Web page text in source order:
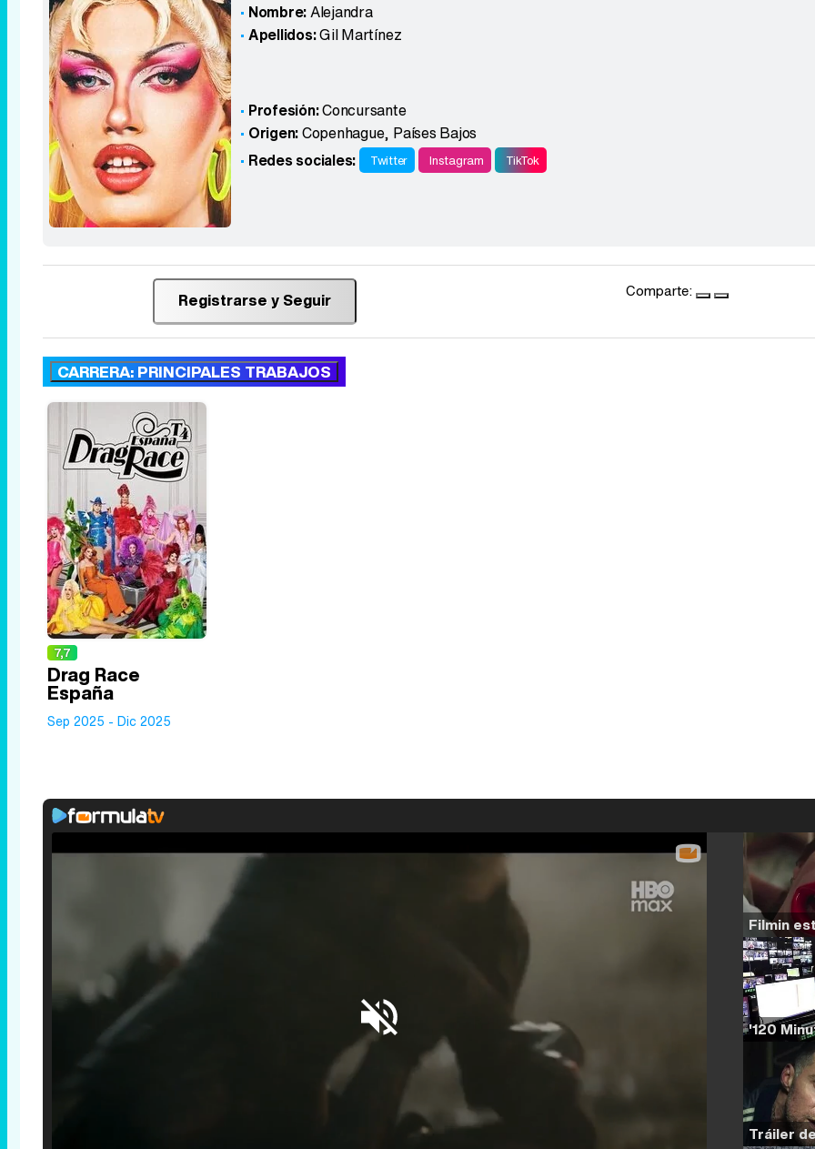
Nombre:Alejandra
Apellidos:Gil Martínez
Profesión:Concursante
Origen:Copenhague, Países Bajos
Redes sociales:
Twitter Instagram TikTok
Comparte:
Registrarse y Seguir
CARRERA: PRINCIPALES TRABAJOS
7,7
Drag Race
España
Sep 2025 - Dic 2025